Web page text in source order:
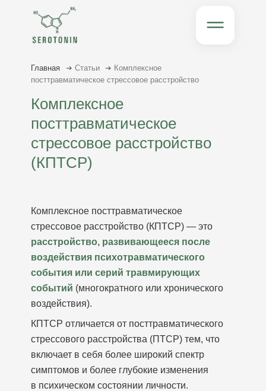
Комплексное
посттравматическое
стрессовое расстройство
(КПТСР)
Главная Статьи
Комплексное
посттравматическое стрессовое расстройство
Комплексное посттравматическое
стрессовое расстройство (КПТСР) — это
расстройство, развивающееся после
воздействия психотравматического
события или серий травмирующих
событий (многократного или хронического
воздействия).
КПТСР отличается от посттравматического
стрессового расстройства (ПТСР) тем, что
включает в себя более широкий спектр
симптомов и более глубокие изменения
в психическом состоянии личности.